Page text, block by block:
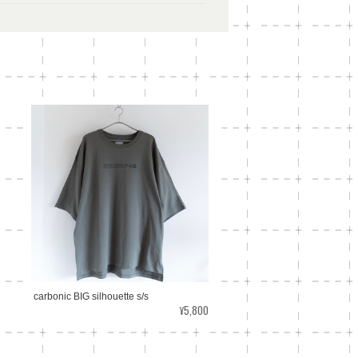
carbonic BIG silhouette s/s
¥5,800